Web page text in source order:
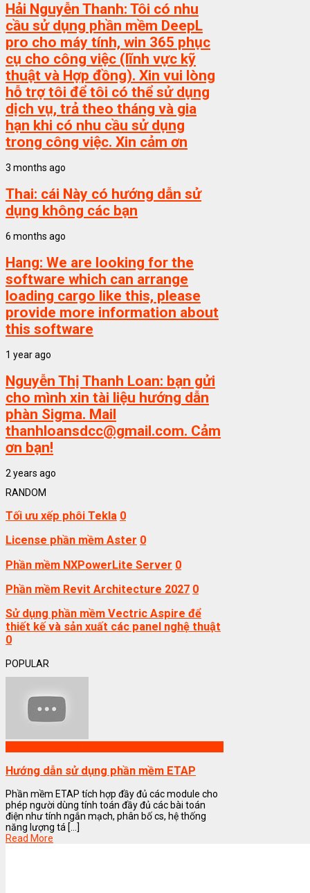
Hải Nguyễn Thanh: Tôi có nhu
cầu sử dụng phần mềm DeepL
pro cho máy tính, win 365 phục
cụ cho công việc (lĩnh vực kỹ
thuật và Hợp đồng). Xin vui lòng
hỗ trợ tôi để tôi có thể sử dụng
dịch vụ, trả theo tháng và gia
hạn khi có nhu cầu sử dụng
trong công việc. Xin cảm ơn
3 months ago
Thai: cái Này có hướng dẫn sử
dụng không các bạn
6 months ago
Hang: We are looking for the
software which can arrange
loading cargo like this, please
provide more information about
this software
1 year ago
Nguyễn Thị Thanh Loan: bạn gửi
cho mình xin tài liệu hướng dẫn
phàn Sigma. Mail
thanhloansdcc@gmail.com. Cảm
ơn bạn!
2 years ago
RANDOM
Tối ưu xếp phôi Tekla 0
License phần mềm Aster 0
Phần mềm NXPowerLite Server 0
Phần mềm Revit Architecture 2027 0
Sử dụng phần mềm Vectric Aspire để
thiết kế và sản xuất các panel nghệ thuật
0
POPULAR
Hướng dẫn sử dụng phần mềm ETAP
Phần mềm ETAP tích hợp đầy đủ các module cho
phép người dùng tính toán đầy đủ các bài toán
điện như tính ngắn mạch, phân bố cs, hệ thống
năng lượng tá [...]
Read More